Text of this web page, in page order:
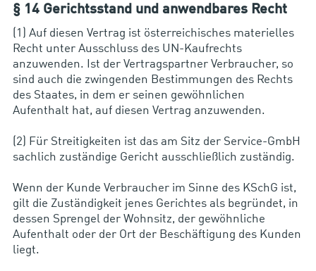
§ 14 Gerichtsstand und anwendbares Recht
(1) Auf diesen Vertrag ist österreichisches materielles
Recht unter Ausschluss des UN-Kaufrechts
anzuwenden. Ist der Vertragspartner Verbraucher, so
sind auch die zwingenden Bestimmungen des Rechts
des Staates, in dem er seinen gewöhnlichen
Aufenthalt hat, auf diesen Vertrag anzuwenden.
(2) Für Streitigkeiten ist das am Sitz der Service-GmbH
sachlich zuständige Gericht ausschließlich zuständig.
Wenn der Kunde Verbraucher im Sinne des KSchG ist,
gilt die Zuständigkeit jenes Gerichtes als begründet, in
dessen Sprengel der Wohnsitz, der gewöhnliche
Aufenthalt oder der Ort der Beschäftigung des Kunden
liegt.